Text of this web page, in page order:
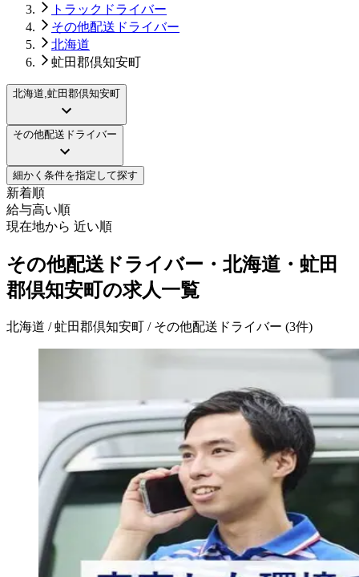
トラックドライバー
その他配送ドライバー
北海道
虻田郡倶知安町
北海道,虻田郡倶知安町
その他配送ドライバー
細かく条件を指定して探す
新着順
給与高い順
現在地から 近い順
その他配送ドライバー・北海道・虻田
郡倶知安町の求人一覧
北海道 / 虻田郡倶知安町 / その他配送ドライバー (3件)